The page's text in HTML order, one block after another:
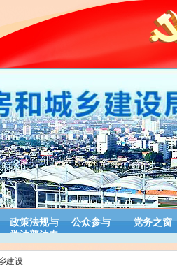
政策法规与
学法普法专
公众参与 党务之窗
建设